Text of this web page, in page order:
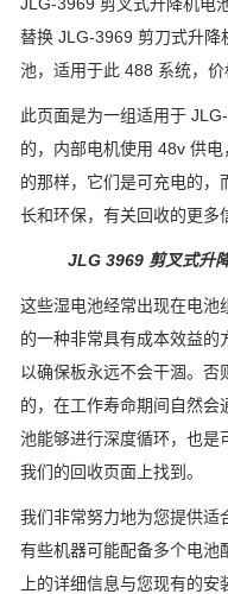
替换 JLG-3969 剪刀式升降
池，适用于此 488 系统，价
此页面是为一组适用于
的，内部电机使用 48v 供
的那样，它们是可充电的，
长和环保，有关回收的更多
JLG 3969 剪叉式升
这些湿电池经常出现在电池
的一种非常具有成本效益的
以确保板永远不会干涸。 否
的，在工作寿命期间自然会
池能够进行深度循环，也是
我们的回收页面上找到。
我们非常努力地为您提供适
有些机器可能配备多个电池
上的详细信息与您现有的